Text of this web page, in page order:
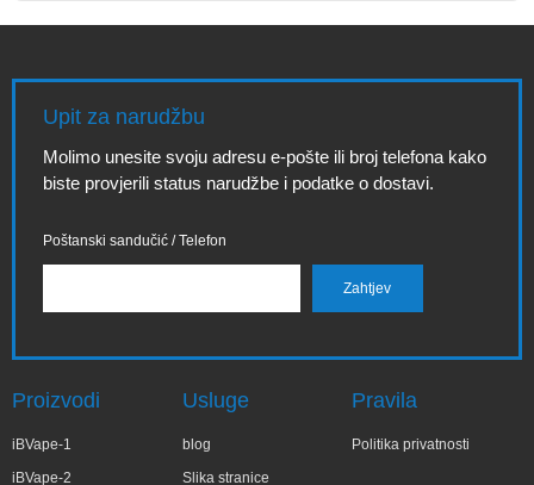
Upit za narudžbu
Molimo unesite svoju adresu e-pošte ili broj telefona kako
biste provjerili status narudžbe i podatke o dostavi.
Poštanski sandučić / Telefon
Proizvodi
iBVape-1
iBVape-2
Usluge
blog
Slika stranice
Pravila
Politika privatnosti